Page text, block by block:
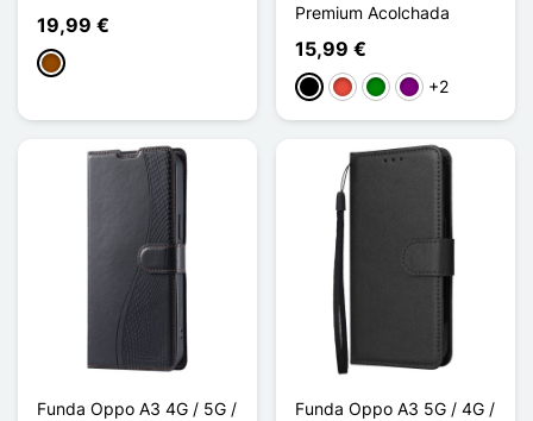
19,99 €
Marrón
Premium Acolchada
15,99 €
NegroRojoVerdePúrpura
+2
Funda Oppo A3 4G / 5G /
Funda Oppo A3 5G / 4G /